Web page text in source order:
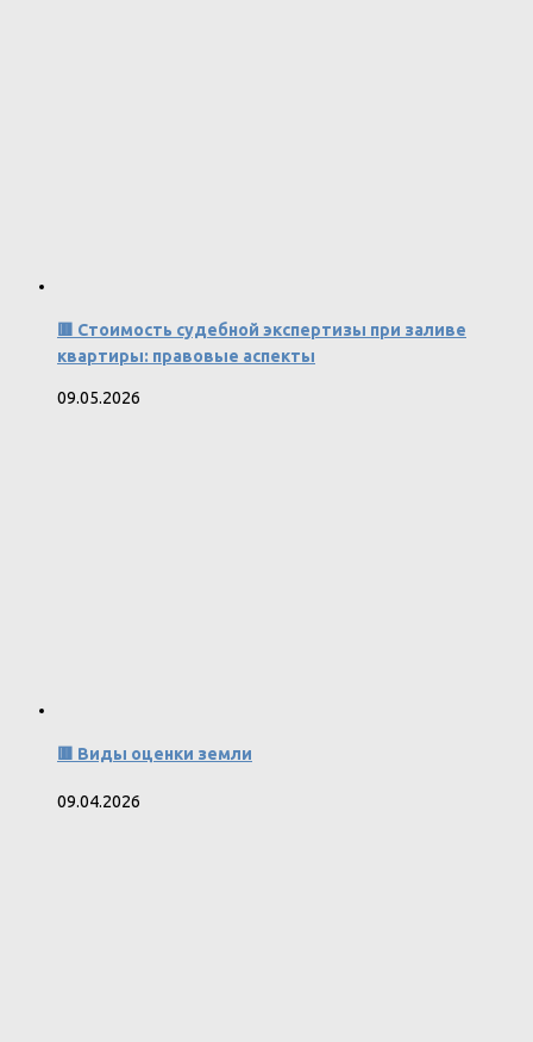
🟥 Стоимость судебной экспертизы при заливе
квартиры: правовые аспекты
09.05.2026
🟥 Виды оценки земли
09.04.2026